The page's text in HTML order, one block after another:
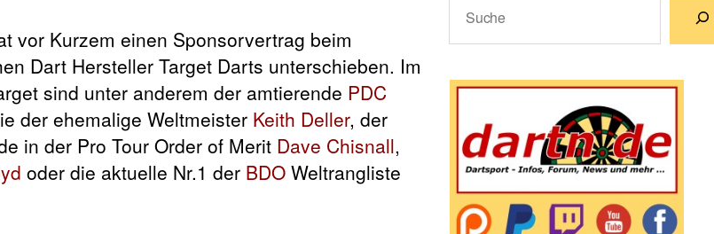
vor Kurzem einen Sponsorvertrag beim
Dart Hersteller Target Darts unterschieben. Im
sind unter anderem der amtierende PDC
der ehemalige Weltmeister Keith Deller, der
in der Pro Tour Order of Merit Dave Chisnall,
oder die aktuelle Nr.1 der BDO Weltrangliste